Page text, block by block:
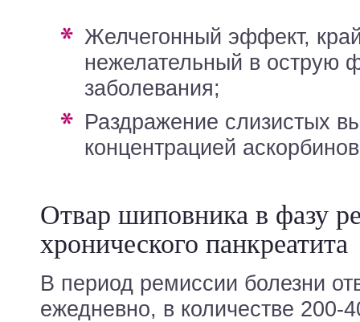
желчегонный эффект, крайне
нежелательный в острую
заболевания;
раздражение слизистых высокой
концентрацией
Отвар шиповника в фазу
хронического панкреатита
В период ремиссии болезни
ежедневно, в количестве 200-